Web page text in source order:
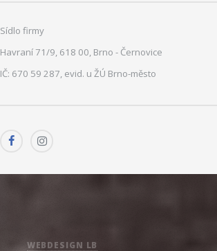
Sídlo firmy
Havraní 71/9, 618 00, Brno - Černovice
IČ: 670 59 287, evid. u ŽÚ Brno-město
WEBDESIGN LB